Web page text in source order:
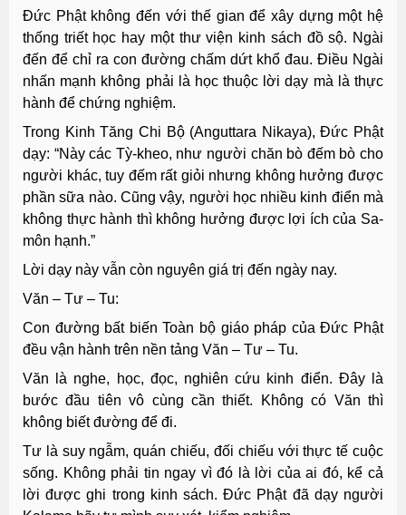
Đức Phật không đến với thế gian để xây dựng một hệ
thống triết học hay một thư viện kinh sách đồ sộ. Ngài
đến để chỉ ra con đường chấm dứt khổ đau. Điều Ngài
nhấn mạnh không phải là học thuộc lời dạy mà là thực
hành để chứng nghiệm.
Trong Kinh Tăng Chi Bộ (Anguttara Nikaya), Đức Phật
dạy: “Này các Tỳ-kheo, như người chăn bò đếm bò cho
người khác, tuy đếm rất giỏi nhưng không hưởng được
phần sữa nào. Cũng vậy, người học nhiều kinh điển mà
không thực hành thì không hưởng được lợi ích của Sa-
môn hạnh.”
Lời dạy này vẫn còn nguyên giá trị đến ngày nay.
Văn – Tư – Tu:
Con đường bất biến Toàn bộ giáo pháp của Đức Phật
đều vận hành trên nền tảng Văn – Tư – Tu.
Văn là nghe, học, đọc, nghiên cứu kinh điển. Đây là
bước đầu tiên vô cùng cần thiết. Không có Văn thì
không biết đường để đi.
Tư là suy ngẫm, quán chiếu, đối chiếu với thực tế cuộc
sống. Không phải tin ngay vì đó là lời của ai đó, kể cả
lời được ghi trong kinh sách. Đức Phật đã dạy người